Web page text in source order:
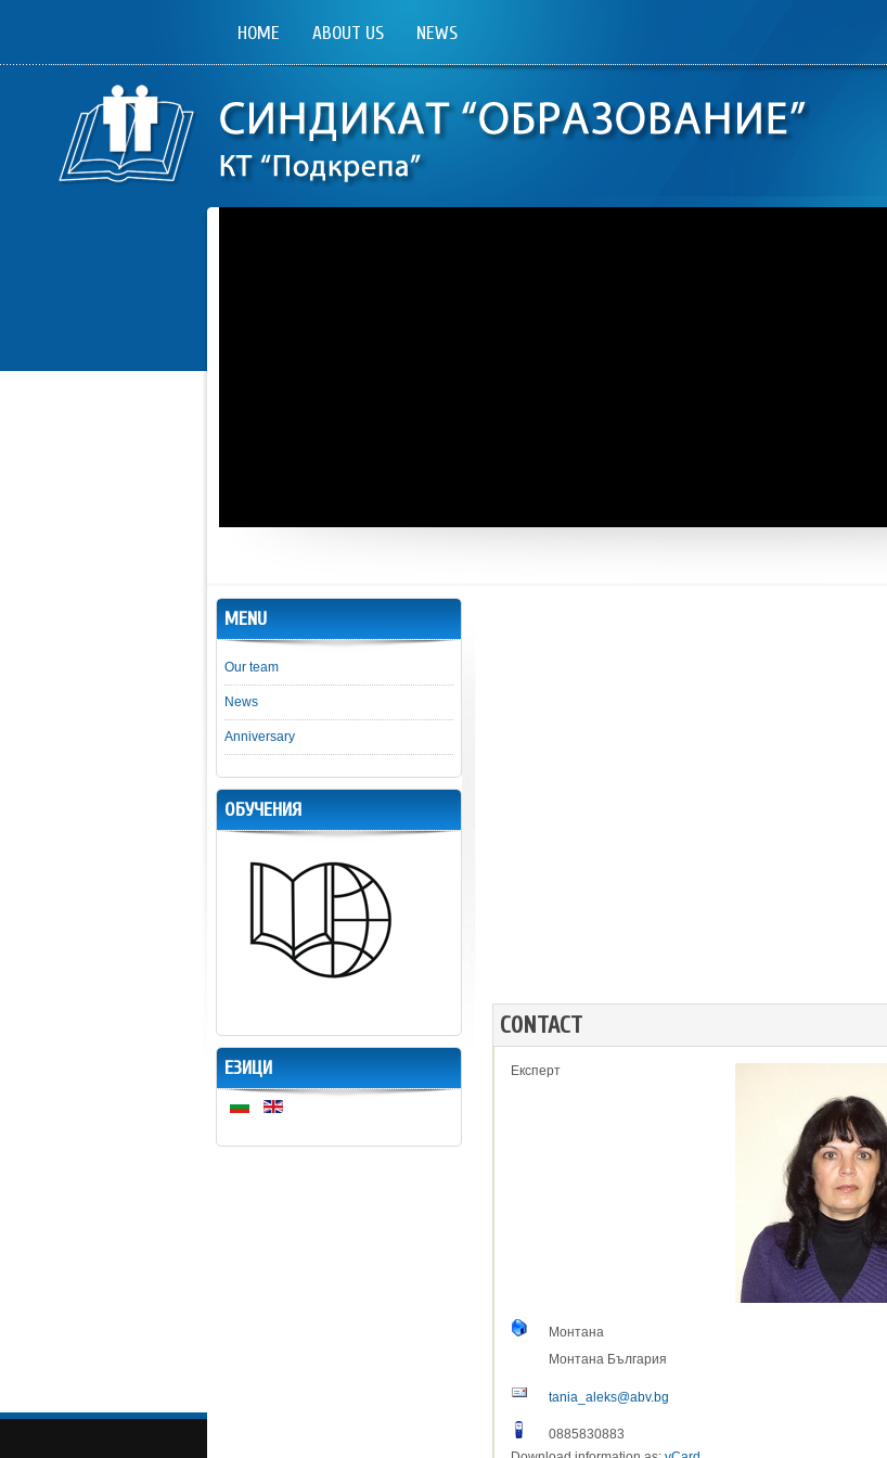
HOME ABOUT US NEWS
CONTACT
Експерт
Монтана
Монтана България
tania_aleks@abv.bg
0885830883
MENU
Our team
News
Anniversary
ОБУЧЕНИЯ
ЕЗИЦИ